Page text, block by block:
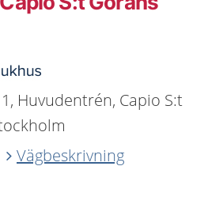
Huvudentrén, Capio S:t
Vägbeskrivning